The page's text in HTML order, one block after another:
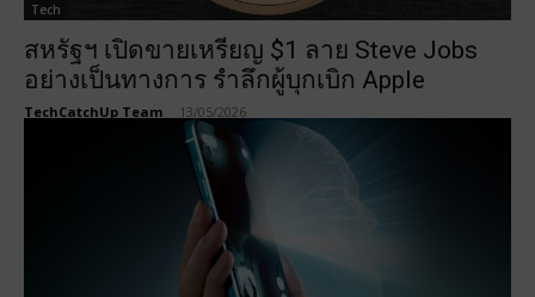
Tech
สหรัฐฯ เปิดขายเหรียญ $1 ลาย Steve Jobs
อย่างเป็นทางการ รำลึกผู้บุกเบิก Apple
TechCatchUp Team 13/05/2026